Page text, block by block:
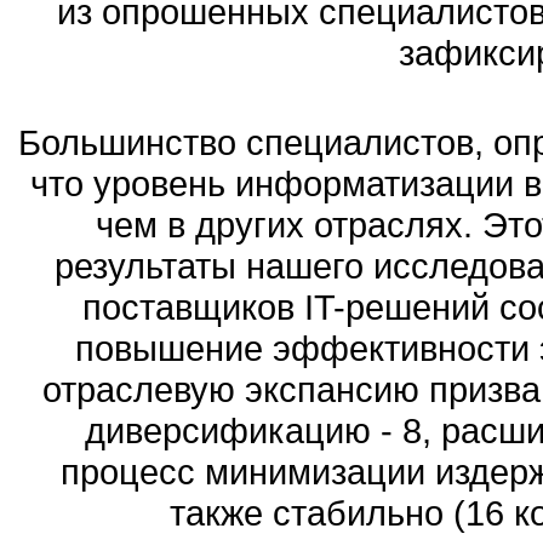
из опрошенных
Большинство специалистов,
что уровень информатизации
чем в других отраслях.
результаты нашего
поставщиков IT-решений
повышение эффективности
отраслевую экспансию
диверсификацию - 8,
процесс минимизации
также стабильно (16